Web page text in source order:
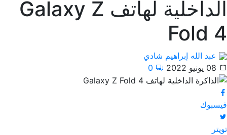
الداخلية لهاتف Galaxy Z
Fold 4
عبد الله إبراهيم شادي
08 يونيو 2022
0
فيسبوك
تويتر